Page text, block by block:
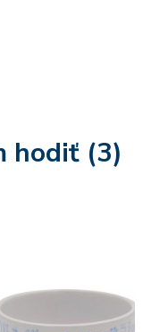
hodiť (3)